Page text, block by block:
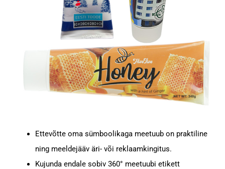
Ettevõtte oma sümboolikaga meetuub on praktiline
ning meeldejääv äri- või reklaamkingitus.
Kujunda endale sobiv 360° meetuubi etikett